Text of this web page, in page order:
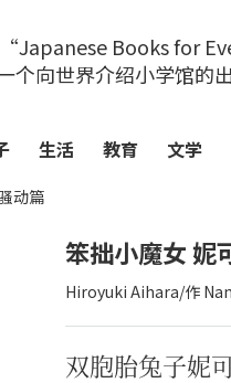
“Japanese Books for
个向世界介绍小学馆的
生活 教育 文学
动篇
笨拙小魔女 妮
Hiroyuki Aihara/作
双胞胎兔子妮